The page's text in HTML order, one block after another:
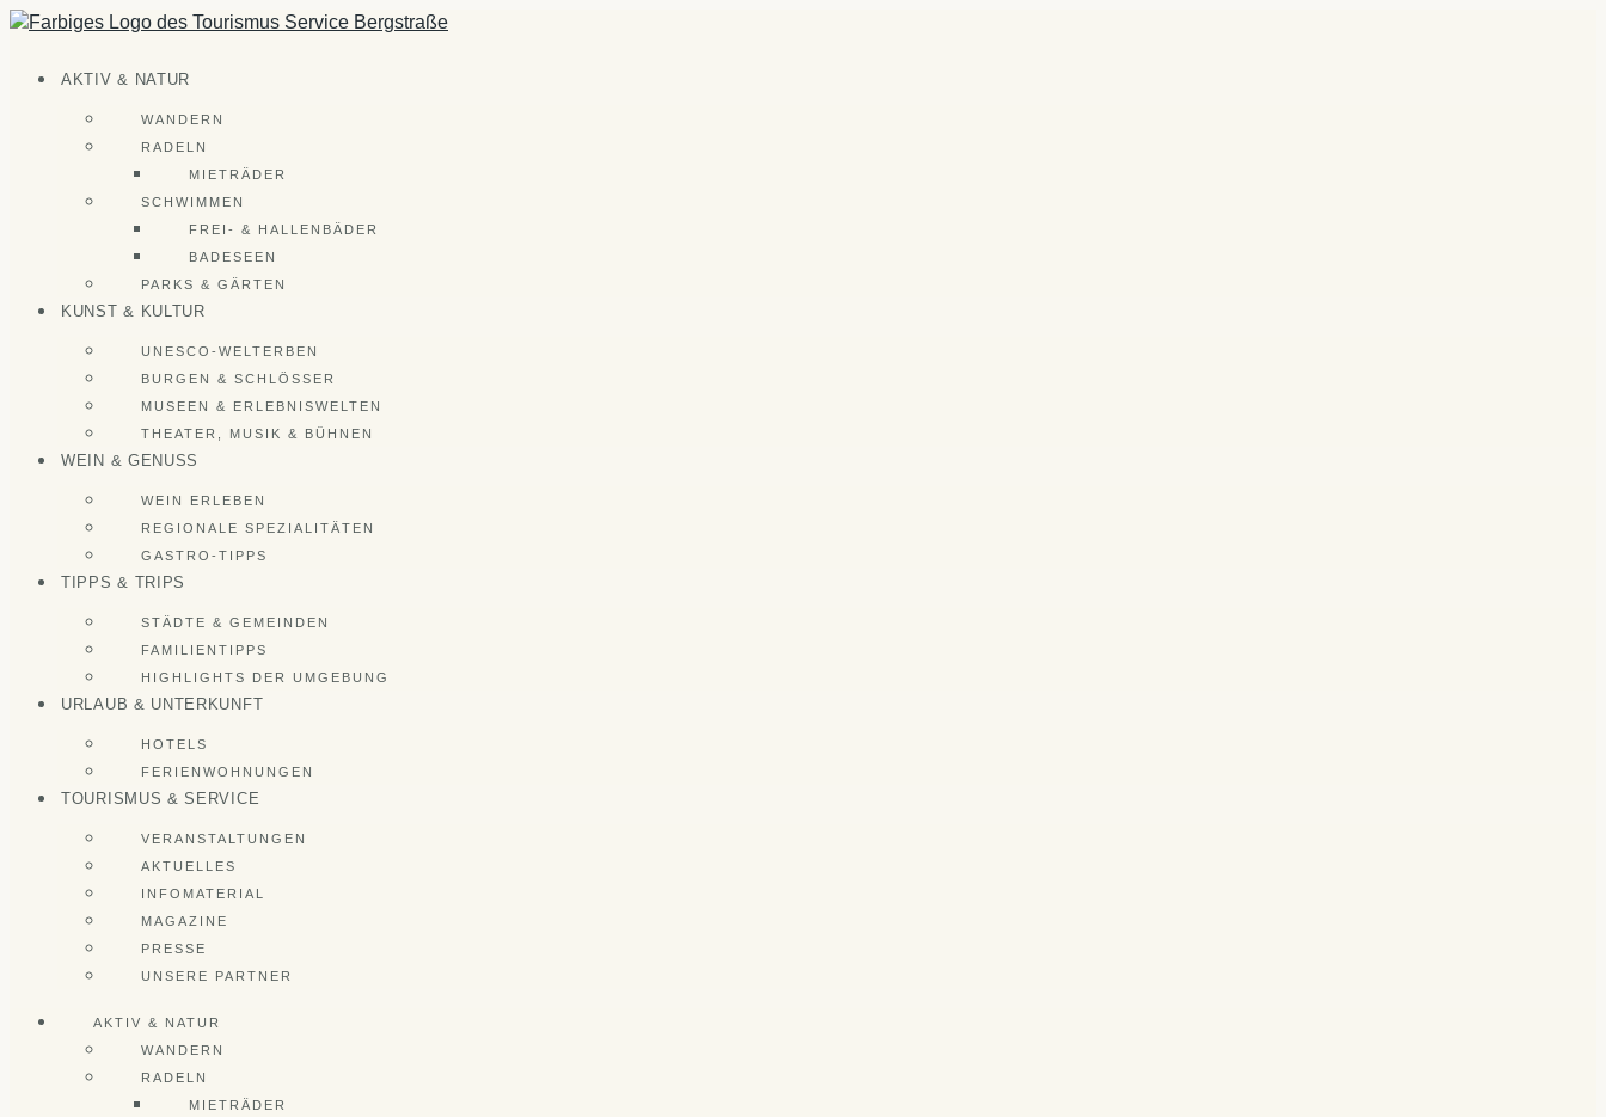
Zum
springenAKTIV & NATUR
WANDERN
RADELN
MIETRÄDER
SCHWIMMEN
FREI- & HALLENBÄDER
BADESEEN
PARKS & GÄRTEN
KUNST & KULTUR
UNESCO-WELTERBEN
BURGEN & SCHLÖSSER
MUSEEN & ERLEBNISWELTEN
THEATER, MUSIK & BÜHNEN
WEIN & GENUSS
WEIN ERLEBEN
REGIONALE SPEZIALITÄTEN
GASTRO-TIPPS
TIPPS & TRIPS
STÄDTE & GEMEINDEN
FAMILIENTIPPS
HIGHLIGHTS DER UMGEBUNG
URLAUB & UNTERKUNFT
HOTELS
FERIENWOHNUNGEN
TOURISMUS & SERVICE
VERANSTALTUNGEN
AKTUELLES
INFOMATERIAL
MAGAZINE
PRESSE
UNSERE PARTNER
AKTIV & NATUR
WANDERN
RADELN
MIETRÄDER